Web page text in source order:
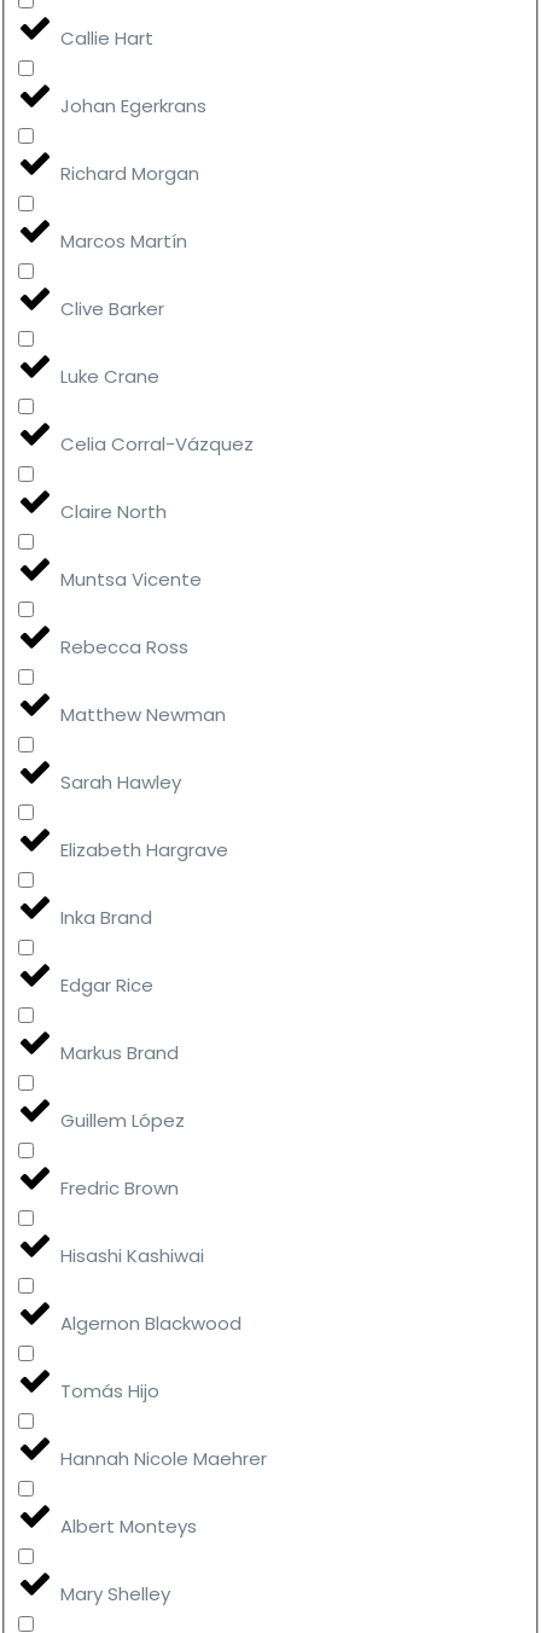
Callie Hart
Johan Egerkrans
Richard Morgan
Marcos Martín
Clive Barker
Luke Crane
Celia Corral-Vázquez
Claire North
Muntsa Vicente
Rebecca Ross
Matthew Newman
Sarah Hawley
Elizabeth Hargrave
Inka Brand
Edgar Rice
Markus Brand
Guillem López
Fredric Brown
Hisashi Kashiwai
Algernon Blackwood
Tomás Hijo
Hannah Nicole Maehrer
Albert Monteys
Mary Shelley